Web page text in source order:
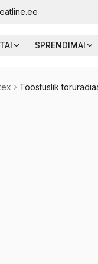
SPRENDIMAI
Tööstuslik